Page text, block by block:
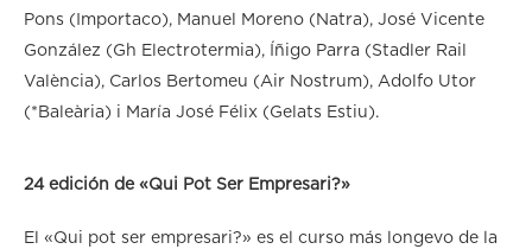
Pons (Importaco), Manuel Moreno (Natra), José Vicente
González (Gh Electrotermia), Íñigo Parra (Stadler Rail
València), Carlos Bertomeu (Air Nostrum), Adolfo Utor
(*Baleària) i María José Félix (Gelats Estiu).
24 edición de «Qui Pot Ser Empresari?»
El «Qui pot ser empresari?» es el curso más longevo de la